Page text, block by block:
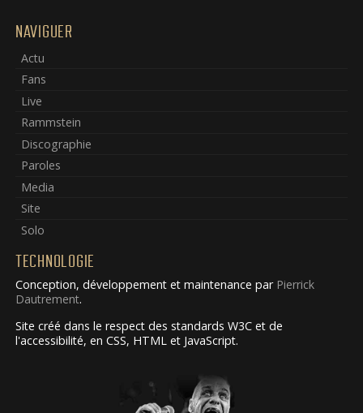
NAVIGUER
Actu
Fans
Live
Rammstein
Discographie
Paroles
Media
Site
Solo
TECHNOLOGIE
Conception, développement et maintenance par Pierrick
Dautrement.
Site créé dans le respect des standards W3C et de
l'accessibilité, en CSS, HTML et JavaScript.